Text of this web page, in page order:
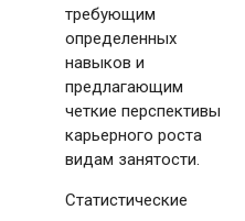
требующим
определенных
навыков и
предлагающим
четкие перспективы
карьерного роста
видам занятости.
Статистические